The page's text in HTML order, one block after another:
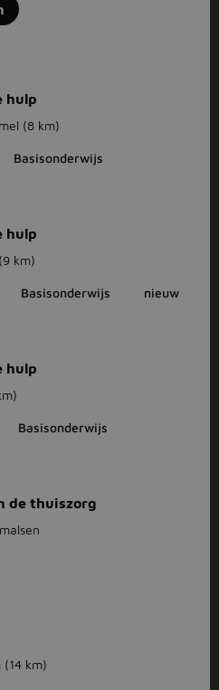
hulp
(8 km)
Basisonderwijs
hulp
(9 km)
Basisonderwijs nieuw
hulp
Basisonderwijs
de thuiszorg
(14 km)